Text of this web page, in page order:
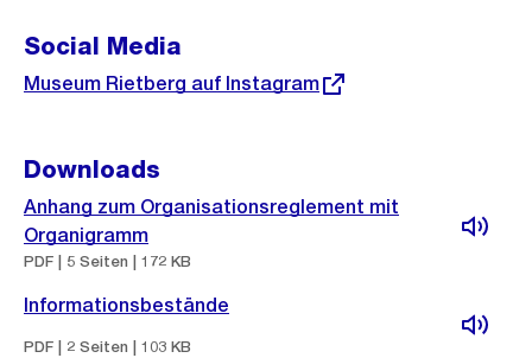
Social Media
Externer
Museum Rietberg auf Instagram
Downloads
Anhang zum Organisationsreglement mit
Organigramm
PDF | 5 Seiten | 172 KB
Informationsbestände
PDF | 2 Seiten | 103 KB